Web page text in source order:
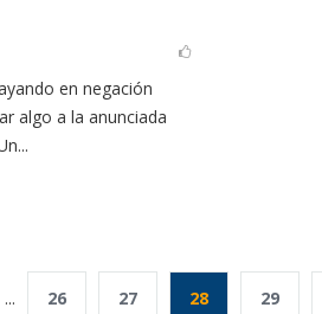
en negación
algo a la anunciada
... 26 27 28 29